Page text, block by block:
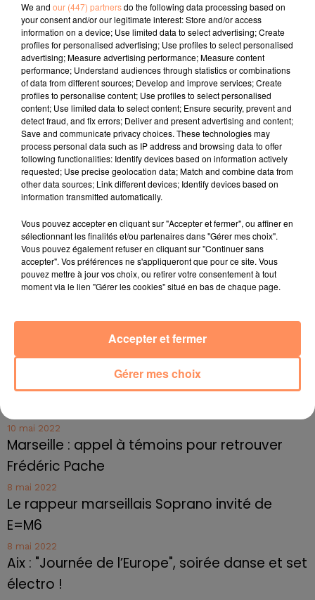
secteur les appelle désormais à en rapporter autant
que possible, surtout avant un départ en vacances. La
brasserie Fiege, à Bochum, dans la Ruhr, a lancé un
appel en ce sens à ses clients directement sur
Facebook.
Les Allemands ont bu en moyenne 101 litres de bière
l’an dernier, contre environ 140 litres dans les années
1980.
fil actus
4 juillet 2022
27 juin 2022
Marseille : une application pour mettre en
relation extras et...
27 juin 2022
jusqu'au bout de la nuit !
10 mai 2022
Toulon : des quais électrifiés pour 2023 !
10 mai 2022
10 mai 2022
Marseille : appel à témoins pour retrouver
Frédéric Pache
8 mai 2022
Le rappeur marseillais Soprano invité de
E=M6
8 mai 2022
Aix : "Journée de l’Europe", soirée danse et set
électro !
We and our (447) partnersdo the following data processing based on
your consent and/or our legitimate interest: Store and/or access
information on a device; Use limited data to select advertising; Create
profiles for personalised advertising; Use profiles to select personalised
advertising; Measure advertising performance; Measure content
performance; Understand audiences through statistics or combinations
of data from different sources; Develop and improve services; Create
profiles to personalise content; Use profiles to select personalised
content; Use limited data to select content; Ensure security, prevent and
detect fraud, and fix errors; Deliver and present advertising and content;
Save and communicate privacy choices. These technologies may
process personal data such as IP address and browsing data to offer
following functionalities: Identify devices based on information actively
requested; Use precise geolocation data; Match and combine data from
other data sources; Link different devices; Identify devices based on
information transmitted automatically.
Vous pouvez accepter en cliquant sur "Accepter et fermer", ou affiner en
sélectionnant les finalités et/ou partenaires dans "Gérer mes choix".
Vous pouvez également refuser en cliquant sur "Continuer sans
accepter". Vos préférences ne s'appliqueront que pour ce site. Vous
pouvez mettre à jour vos choix, ou retirer votre consentement à tout
moment via le lien "Gérer les cookies" situé en bas de chaque page.
Gérer mes choix
Accepter et fermer